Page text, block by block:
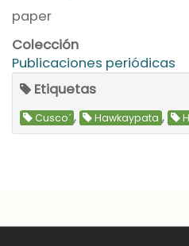
paper
Colección
Publicaciones periódicas
Etiquetas
Cusco´ , Hawkaypata ,